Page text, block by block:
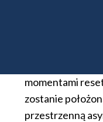
​Abstrakt: W
momentami
zostanie
przestrzenną